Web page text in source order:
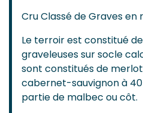
Cru Classé de Graves en
Le terroir est constitué
graveleuses sur socle
sont constitués de merlot
cabernet-sauvignon à
partie de malbec ou côt.